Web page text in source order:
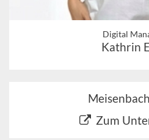
Digital
Kathrin
Zum